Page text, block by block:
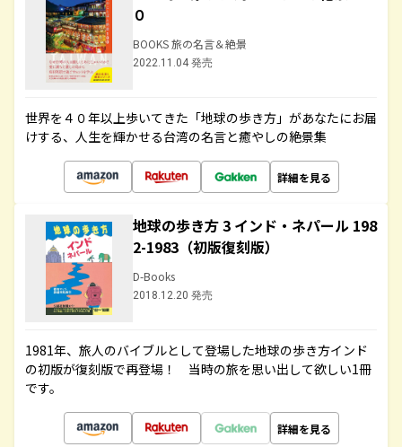
０
BOOKS 旅の名言＆絶景
2022.11.04 発売
世界を４０年以上歩いてきた「地球の歩き方」があなたにお届
けする、人生を輝かせる台湾の名言と癒やしの絶景集
詳細を見る
地球の歩き方 3 インド・ネパール 198
2-1983（初版復刻版）
D-Books
2018.12.20 発売
1981年、旅人のバイブルとして登場した地球の歩き方インド
の初版が復刻版で再登場！ 当時の旅を思い出して欲しい1冊
です。
詳細を見る